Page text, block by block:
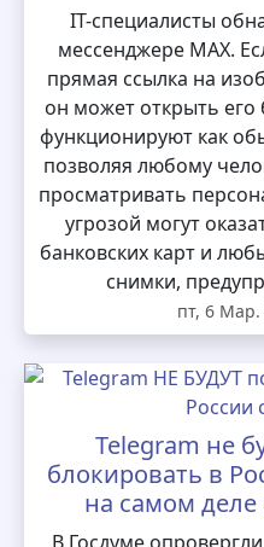
IT-специалисты
мессенджере MAX.
прямая ссылка на
он может открыть
функционируют как
позволяя любому
просматривать
угрозой могут
банковских карт и
снимки,
пт, 6 Мар.
Telegram не
блокировать в
на самом деле